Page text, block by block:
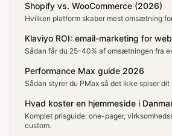
Shopify vs. WooCommerce (2026)
Hvilken platform skaber mest omsætning
Klaviyo ROI: email-marketing for
Sådan får du 25-40% af omsætningen fra
Performance Max guide 2026
Sådan styrer du PMax så det ikke spiser dit
Hvad koster en hjemmeside i
Komplet prisguide: one-pager,
custom.